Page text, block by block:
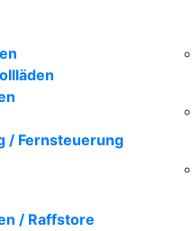
/ Fernsteuerung
/ Raffstore